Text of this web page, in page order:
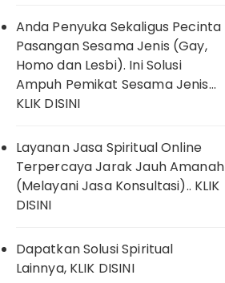
Anda Penyuka Sekaligus Pecinta
Pasangan Sesama Jenis (Gay,
Homo dan Lesbi). Ini Solusi
Ampuh Pemikat Sesama Jenis…
KLIK DISINI
Layanan Jasa Spiritual Online
Terpercaya Jarak Jauh Amanah
(Melayani Jasa Konsultasi).. KLIK
DISINI
Dapatkan Solusi Spiritual
Lainnya, KLIK DISINI